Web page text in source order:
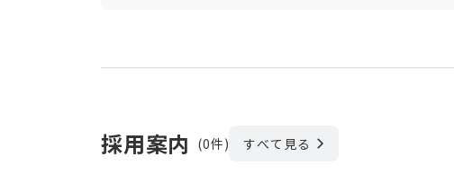
わたしたちは、そんな想いを胸に、日々の公務を通して村
〇 村の人たちと協力しながら課題を解決したい
採用案内 (0件) すべて見る